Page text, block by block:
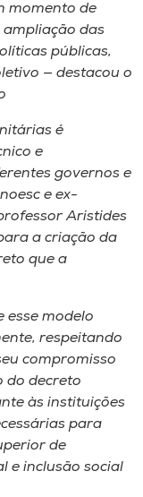
momento de
das
públicas,
— destacou o
é
e
governos e
e ex-
Aristides
a criação da
que a
esse modelo
respeitando
compromisso
do decreto
às instituições
para
de
e inclusão social